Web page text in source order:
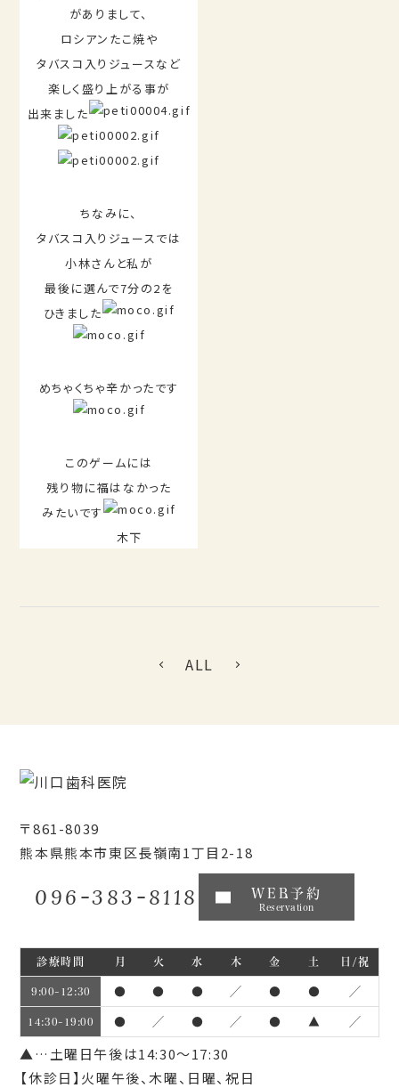
がありまして、
ロシアンたこ焼や
タバスコ入りジュースなど
楽しく盛り上がる事が
出来ました
ちなみに、
タバスコ入りジュースでは
小林さんと私が
最後に選んで7分の2を
ひきました
めちゃくちゃ辛かったです
このゲームには
残り物に福はなかった
みたいです
木下
ALL
〒861-8039
熊本県熊本市東区長嶺南1丁目2-18
096-383-8118 WEB予約
Reservation
診療時間 月 火 水 木 金 土 日/祝
9:00~12:30 ● ● ● ／ ● ● ／
14:30~19:00 ● ／ ● ／ ● ▲ ／
▲…土曜日午後は14:30～17:30
【休診日】火曜午後、木曜、日曜、祝日